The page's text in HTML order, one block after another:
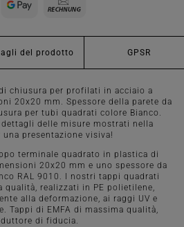
del prodotto GPSR
di chiusura per profilati in acciaio a
20x20 mm. Spessore della parete da
per tubi quadrati colore Bianco.
delle misure mostrati nella
presentazione visiva!
terminale quadrato in plastica di
20x20 mm e uno spessore da
RAL 9010. I nostri tappi quadrati
qualità, realizzati in PE polietilene,
alla deformazione, ai raggi UV e
Tappi di EMFA di massima qualità,
di fiducia.